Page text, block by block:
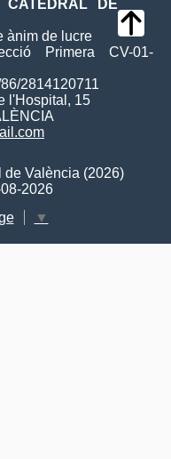
DE
ànim de lucre
Primera CV-01-
2814120711
l'Hospital, 15
València (2026)
2026
▼